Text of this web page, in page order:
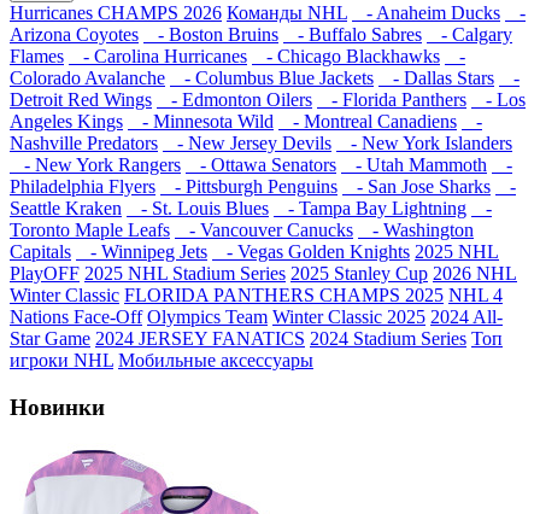
Hurricanes CHAMPS 2026 Команды NHL - Anaheim Ducks
-
Arizona Coyotes
- Boston Bruins - Buffalo Sabres
- Calgary
Flames
- Carolina Hurricanes - Chicago Blackhawks
-
Colorado Avalanche
- Columbus Blue Jackets - Dallas Stars
-
Detroit Red Wings
- Edmonton Oilers - Florida Panthers
- Los
Angeles Kings
- Minnesota Wild - Montreal Canadiens
-
Nashville Predators
- New Jersey Devils
- New York Islanders
- New York Rangers
- Ottawa Senators - Utah Mammoth
-
Philadelphia Flyers
- Pittsburgh Penguins - San Jose Sharks
-
Seattle Kraken
- St. Louis Blues - Tampa Bay Lightning
-
Toronto Maple Leafs
- Vancouver Canucks
- Washington
Capitals
- Winnipeg Jets - Vegas Golden Knights 2025 NHL
PlayOFF 2025 NHL Stadium Series 2025 Stanley Cup 2026 NHL
Winter Classic FLORIDA PANTHERS CHAMPS 2025 NHL 4
Nations Face-Off Olympics Team Winter Classic 2025 2024 All-
Star Game 2024 JERSEY FANATICS 2024 Stadium Series Топ
игроки NHL Мобильные аксессуары
Новинки